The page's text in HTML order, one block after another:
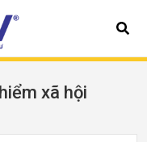
xã hội